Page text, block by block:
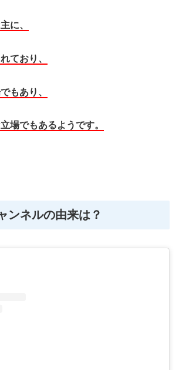
に、
ており、
もあり、
場でもあるようです。
ンネルの由来は？